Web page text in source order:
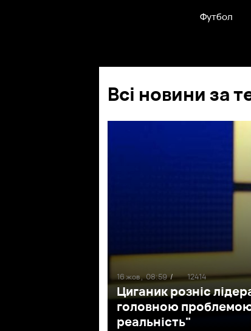
Футбол
Всі новини за
Циганик розніс
головною
реальність"
16 жов , 08:59 / 12414